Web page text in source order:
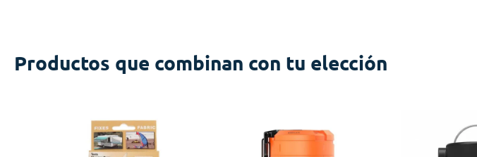
Productos que combinan con tu elección